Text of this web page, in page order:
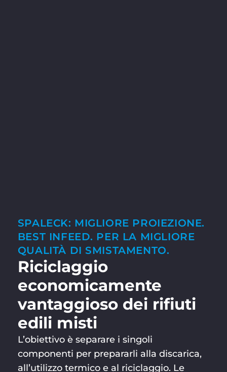
SPALECK: MIGLIORE PROIEZIONE.
BEST INFEED. PER LA MIGLIORE
QUALITÀ DI SMISTAMENTO.
Riciclaggio
economicamente
vantaggioso dei rifiuti
edili misti
L’obiettivo è separare i singoli
componenti per prepararli alla discarica,
all’utilizzo termico e al riciclaggio. Le